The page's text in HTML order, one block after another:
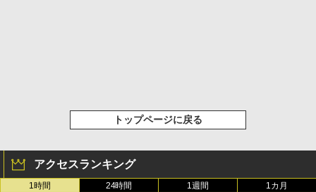
トップページに戻る
アクセスランキング
1時間 24時間 1週間 1カ月